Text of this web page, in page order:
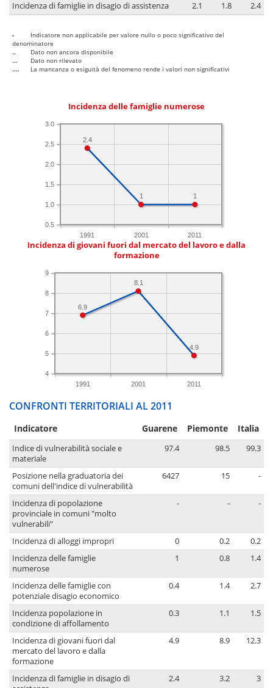
Incidenza di famiglie in disagio di assistenza 2.1 1.8 2.4
-
Indicatore non applicabile per valore nullo o poco significativo del
denominatore
..
Dato non ancora disponibile
...
Dato non rilevato
....
La mancanza o esiguità del fenomeno rende i valori non significativi
Incidenza delle famiglie numerose
1991 2001 2011
0.5
1.0
1.5
2.0
2.5
3.0
1
1
2.4
Incidenza di giovani fuori dal mercato del lavoro e dalla
formazione
1991 2001 2011
4
5
6
7
8
9
4.9
8.1
6.9
CONFRONTI TERRITORIALI AL 2011
Indicatore Guarene Piemonte Italia
Indice di vulnerabilità sociale e
materiale
97.4 98.5 99.3
Posizione nella graduatoria dei
comuni dell'indice di vulnerabilità
6427 15 -
Incidenza di popolazione
provinciale in comuni "molto
vulnerabili"
- - -
Incidenza di alloggi impropri 0 0.2
0.2
Incidenza delle famiglie
numerose
1 0.8 1.4
Incidenza delle famiglie con
potenziale disagio economico
0.4 1.4 2.7
Incidenza popolazione in
condizione di affollamento
0.3 1.1 1.5
Incidenza di giovani fuori dal
mercato del lavoro e dalla
formazione
4.9 8.9 12.3
Incidenza di famiglie in disagio di
2.4 3.2 3